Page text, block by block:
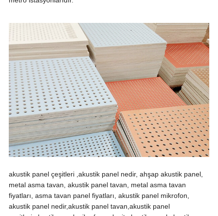
akustik panel çeşitleri ,akustik panel nedir, ahşap akustik panel,
metal asma tavan, akustik panel tavan, metal asma tavan
fiyatları, asma tavan panel fiyatları, akustik panel mikrofon,
akustik panel nedir,akustik panel tavan,akustik panel